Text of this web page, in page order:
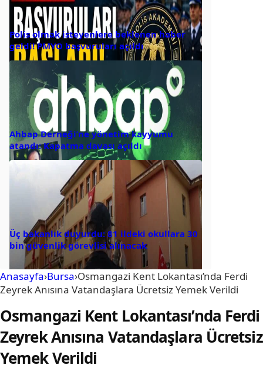
Polis olmak isteyenlere beklenen haber
geldi! PMYO başvuruları açıldı
Ahbap Derneği’ne yönetim kayyumu
atandı: Kapatma davası açıldı
Üç bakanlık duyurdu: 81 ildeki okullara 30
bin güvenlik görevlisi alınacak
Anasayfa›Bursa›Osmangazi Kent Lokantası’nda Ferdi
Zeyrek Anısına Vatandaşlara Ücretsiz Yemek Verildi
Osmangazi Kent Lokantası’nda Ferdi
Zeyrek Anısına Vatandaşlara Ücretsiz
Yemek Verildi